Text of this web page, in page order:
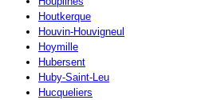
Houtkerque
Houvin-Houvigneul
Hoymille
Hubersent
Huby-Saint-Leu
Hucqueliers